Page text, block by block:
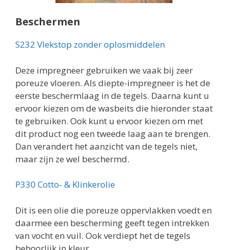
Beschermen
S232 Vlekstop zonder oplosmiddelen
Deze impregneer gebruiken we vaak bij zeer
poreuze vloeren. Als diepte-impregneer is het de
eerste beschermlaag in de tegels. Daarna kunt u
ervoor kiezen om de wasbeits die hieronder staat
te gebruiken. Ook kunt u ervoor kiezen om met
dit product nog een tweede laag aan te brengen.
Dan verandert het aanzicht van de tegels niet,
maar zijn ze wel beschermd.
P330 Cotto- & Klinkerolie
Dit is een olie die poreuze oppervlakken voedt en
daarmee een bescherming geeft tegen intrekken
van vocht en vuil. Ook verdiept het de tegels